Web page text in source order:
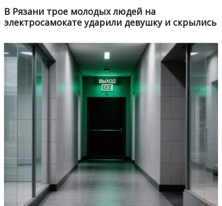
В Рязани трое молодых людей на
электросамокате ударили девушку и скрылись